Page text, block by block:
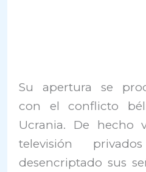
Su apertura se
con el conflicto
Ucrania. De hecho
televisión
desencriptado sus